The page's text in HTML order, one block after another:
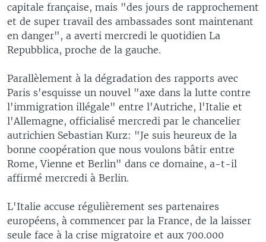
capitale française, mais "des jours de rapprochement
et de super travail des ambassades sont maintenant
en danger", a averti mercredi le quotidien La
Repubblica, proche de la gauche.
Parallèlement à la dégradation des rapports avec
Paris s'esquisse un nouvel "axe dans la lutte contre
l'immigration illégale" entre l'Autriche, l'Italie et
l'Allemagne, officialisé mercredi par le chancelier
autrichien Sebastian Kurz: "Je suis heureux de la
bonne coopération que nous voulons bâtir entre
Rome, Vienne et Berlin" dans ce domaine, a-t-il
affirmé mercredi à Berlin.
L'Italie accuse régulièrement ses partenaires
européens, à commencer par la France, de la laisser
seule face à la crise migratoire et aux 700.000